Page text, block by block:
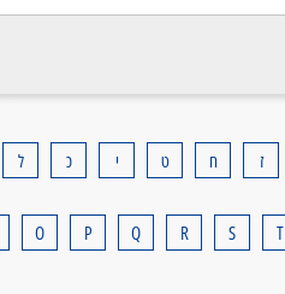
לכל הניסויים לכל הפרויקטים ז ח ט י כ ל
O P Q R S T